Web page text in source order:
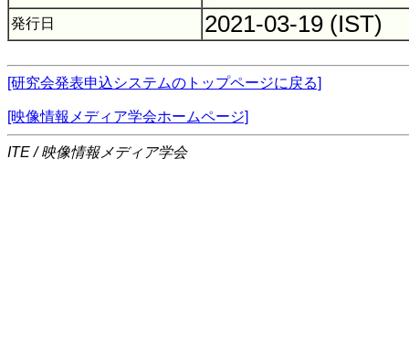
発行日 2021-03-19 (IST)
[研究会発表申込システムのトップページに戻る]
[映像情報メディア学会ホームページ]
ITE / 映像情報メディア学会